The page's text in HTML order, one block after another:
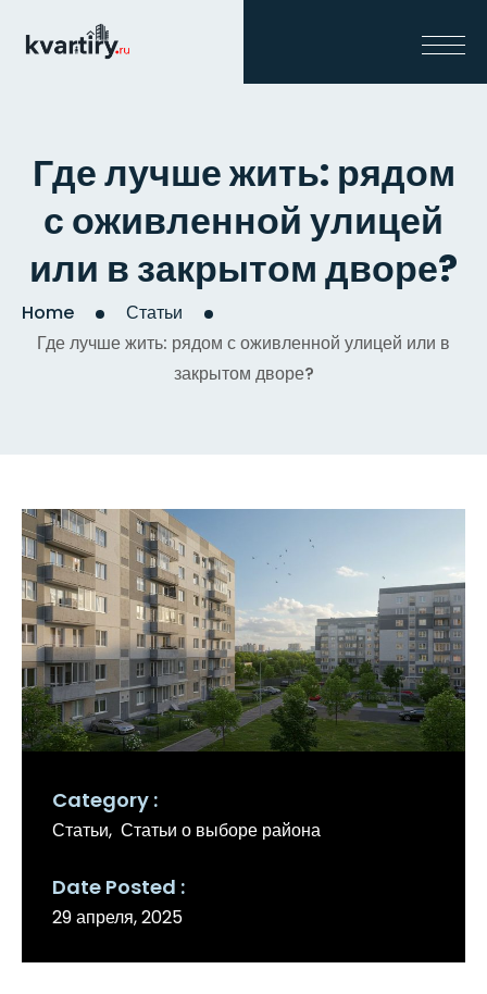
Где лучше жить: рядом
с оживленной улицей
или в закрытом дворе?
Home
Статьи
Где лучше жить: рядом с оживленной улицей или в
закрытом дворе?
Category
Статьи Статьи о выборе района
Date Posted
29 апреля, 2025